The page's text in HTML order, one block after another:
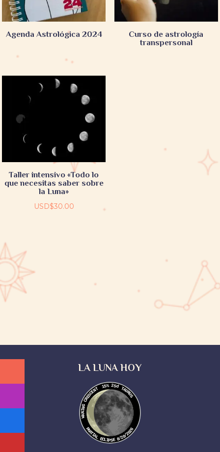
Agenda Astrológica 2024
Curso de astrología
transpersonal
Taller intensivo «Todo lo
que necesitas saber sobre
la Luna»
USD$30.00
LA LUNA HOY
15% 25dTAURUS
WANING CRESCENT
PARTIAL ECLIPSE 8/28/2026